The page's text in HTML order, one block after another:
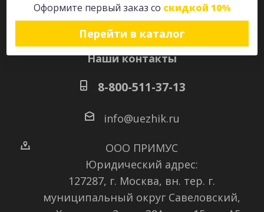
Оформите первый заказ со скидкой 10%
Перейти в каталог
Наши контакты
8-800-511-37-13
info@uezhik.ru
ООО ПРИМУС
Юридический адрес:
127287, г. Москва, вн. тер. г.
муниципальный округ Савеловский,